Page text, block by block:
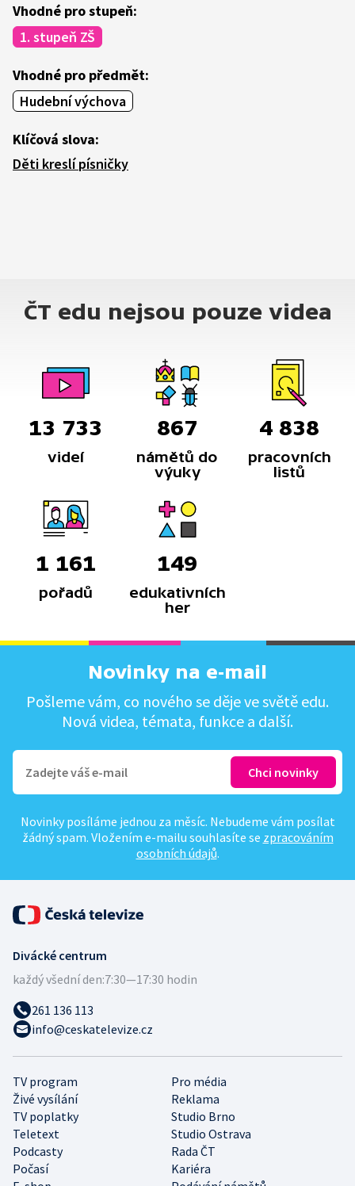
Vhodné pro stupeň:
1. stupeň ZŠ
Vhodné pro předmět:
Hudební výchova
Klíčová slova:
Děti kreslí písničky
ČT edu nejsou pouze videa
13 733
videí
867
námětů do
výuky
4 838
pracovních
listů
1 161
pořadů
149
edukativních
her
Novinky na e-mail
Pošleme vám, co nového se děje ve světě edu.
Nová videa, témata, funkce a další.
Novinky posíláme jednou za měsíc. Nebudeme vám posílat
žádný spam. Vložením e-mailu souhlasíte se zpracováním
osobních údajů.